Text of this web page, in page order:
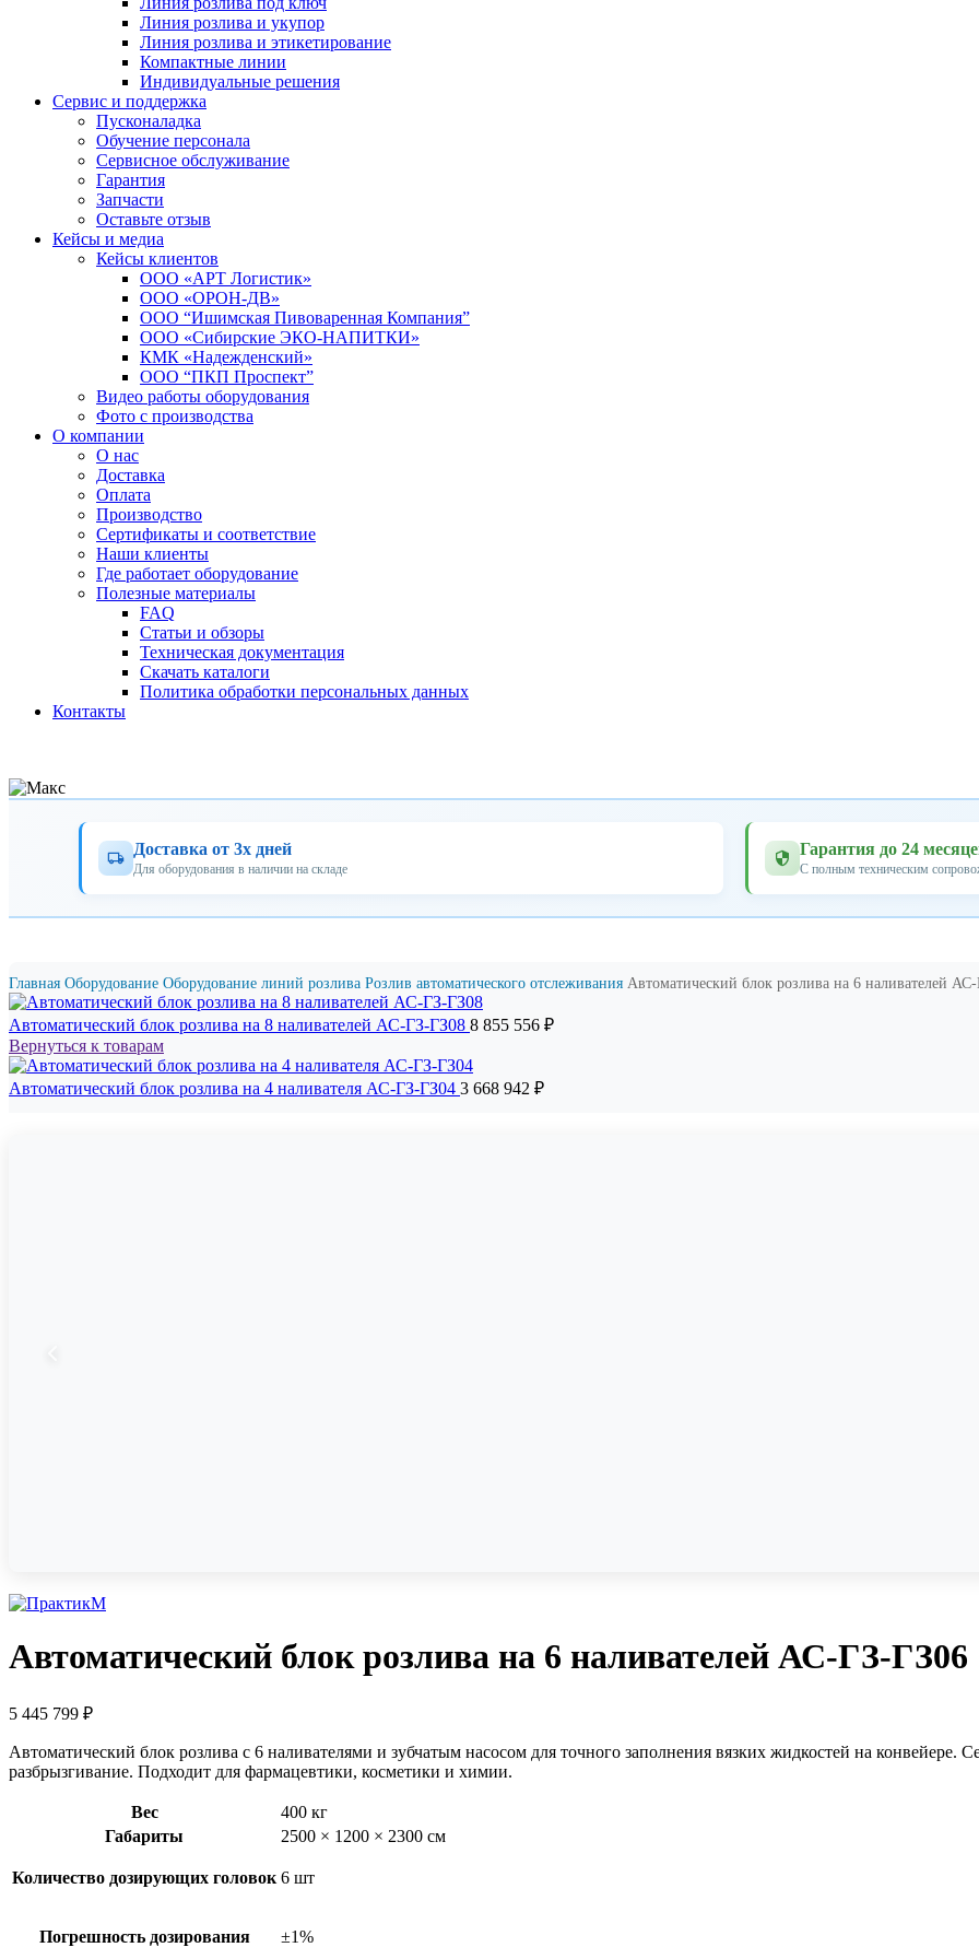
Линия розлива и укупор
Линия розлива и этикетирование
Компактные линии
Индивидуальные решения
Сервис и поддержка
Пусконаладка
Обучение персонала
Сервисное обслуживание
Гарантия
Запчасти
Оставьте отзыв
Кейсы и медиа
Кейсы клиентов
ООО «АРТ Логистик»
ООО «ОРОН-ДВ»
ООО “Ишимская Пивоваренная Компания”
ООО «Сибирские ЭКО-НАПИТКИ»
КМК «Надежденский»
ООО “ПКП Проспект”
Видео работы оборудования
Фото с производства
О компании
О нас
Доставка
Оплата
Производство
Сертификаты и соответствие
Наши клиенты
Где работает оборудование
Полезные материалы
FAQ
Статьи и обзоры
Техническая документация
Скачать каталоги
Политика обработки персональных данных
Контакты
Доставка от 3х дней
Для оборудования в наличии на складе
Гарантия до 24
С полным техническим
Главная Оборудование Оборудование линий розлива Розлив автоматического отслеживания Автоматический блок розлива на 6 наливателей
Автоматический блок розлива на 8 наливателей АС-ГЗ-ГЗ08 8 855 556 ₽
Вернуться к товарам
Автоматический блок розлива на 4 наливателя АС-ГЗ-ГЗ04 3 668 942 ₽
Автоматический блок розлива на 6 наливателей АС-ГЗ-ГЗ06
5 445 799 ₽
Автоматический блок розлива с 6 наливателями и зубчатым насосом для точного заполнения вязких жидкостей на конвейере.
разбрызгивание. Подходит для фармацевтики, косметики и химии.
Вес
400 кг
Габариты
2500 × 1200 × 2300 см
Количество дозирующих головок 6 шт
​Погрешность дозирования ±1%